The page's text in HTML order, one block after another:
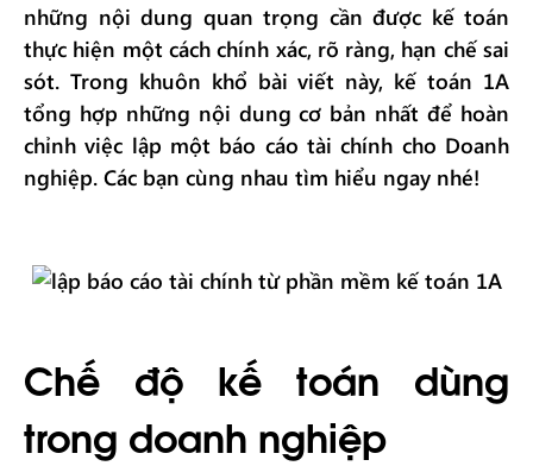
những nội dung quan trọng cần được kế toán
thực hiện một cách chính xác, rõ ràng, hạn chế sai
sót. Trong khuôn khổ bài viết này, kế toán 1A
tổng hợp những nội dung cơ bản nhất để hoàn
chỉnh việc lập một báo cáo tài chính cho Doanh
nghiệp. Các bạn cùng nhau tìm hiểu ngay nhé!
Chế độ kế toán dùng
trong doanh nghiệp